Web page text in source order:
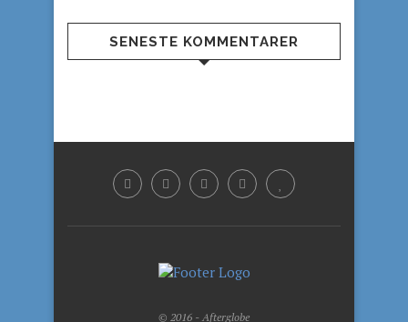
SENESTE KOMMENTARER
© 2016 - Afterglobe